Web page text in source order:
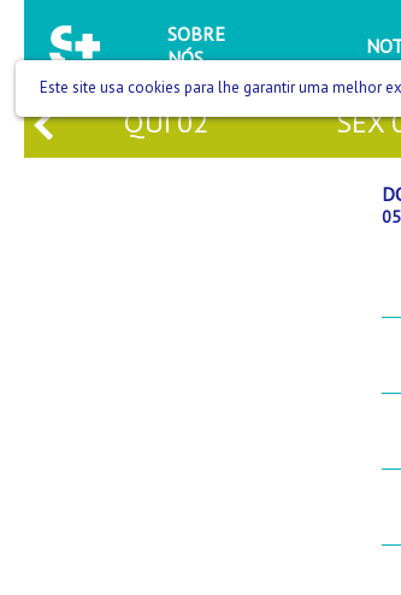
SOBRE
NÓS
QUI02 SEX
Este site usa cookies para lhe garantir uma melhor